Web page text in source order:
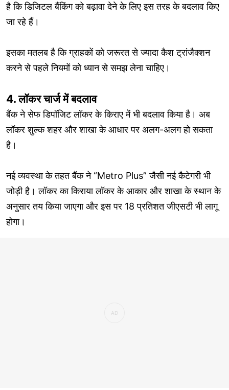
है कि डिजिटल बैंकिंग को बढ़ावा देने के लिए इस तरह के बदलाव किए
जा रहे हैं।
इसका मतलब है कि ग्राहकों को जरूरत से ज्यादा कैश ट्रांजैक्शन
करने से पहले नियमों को ध्यान से समझ लेना चाहिए।
4. लॉकर चार्ज में बदलाव
बैंक ने सेफ डिपॉजिट लॉकर के किराए में भी बदलाव किया है। अब
लॉकर शुल्क शहर और शाखा के आधार पर अलग-अलग हो सकता
है।
नई व्यवस्था के तहत बैंक ने “Metro Plus” जैसी नई कैटेगरी भी
जोड़ी है। लॉकर का किराया लॉकर के आकार और शाखा के स्थान के
अनुसार तय किया जाएगा और इस पर 18 प्रतिशत जीएसटी भी लागू
होगा।